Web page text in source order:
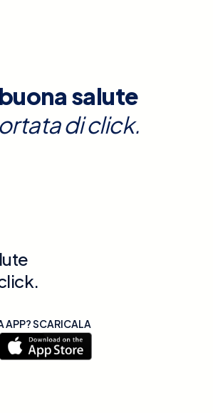
salute
di click.
APP? SCARICALA